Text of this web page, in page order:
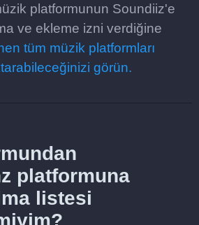
platformunun Soundiiz'e
ve ekleme izni verdiğine
tüm müzik platformları
görün.
platformuna
listesi